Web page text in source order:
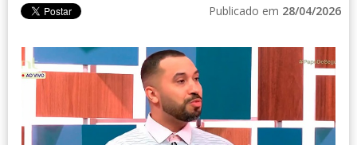
Publicado em 28/04/2026